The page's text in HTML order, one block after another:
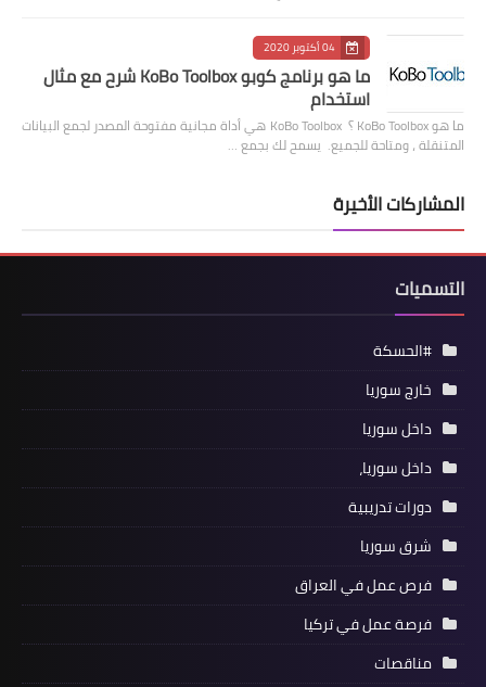
04 أكتوبر 2020
ما هو برنامج كوبو KoBo Toolbox شرح مع مثال
استخدام
ما هو KoBo Toolbox ؟ KoBo Toolbox هي أداة مجانية مفتوحة المصدر لجمع البيانات
المتنقلة ، ومتاحة للجميع. يسمح لك بجمع …
المشاركات الأخيرة
التسميات
#الحسكة
خارج سوريا
داخل سوريا
داخل سوريا،
دورات تدريبية
شرق سوريا
فرص عمل في العراق
فرصة عمل في تركيا
مناقصات